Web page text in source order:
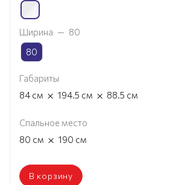
Ширина — 80
80
Габариты
84 см × 194.5 см × 88.5 см
Спальное место
80 см × 190 см
В корзину